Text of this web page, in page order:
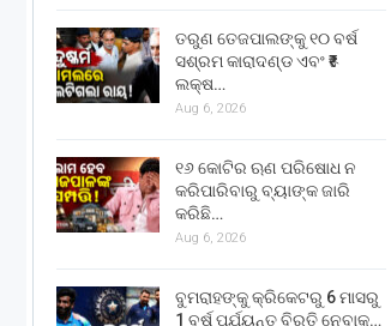
ତରୁଣ ତେଜପାଲଙ୍କୁ ୧୦ ବର୍ଷ
ସଶ୍ରମ କାରାଦଣ୍ଡ ଏବଂ ₹୫
ଲକ୍ଷ…
Aug 6, 2026
୧୬ କୋଟିର ଋଣ ପରିଷୋଧ ନ
କରିପାରିବାରୁ ବ୍ୟାଙ୍କ ଜାରି
କରିଛି…
Aug 6, 2026
ବୁମରାହଙ୍କୁ କ୍ରିକେଟରୁ 6 ମାସରୁ
1 ବର୍ଷ ପର୍ଯ୍ୟନ୍ତ ବିରତି ନେବାକୁ…